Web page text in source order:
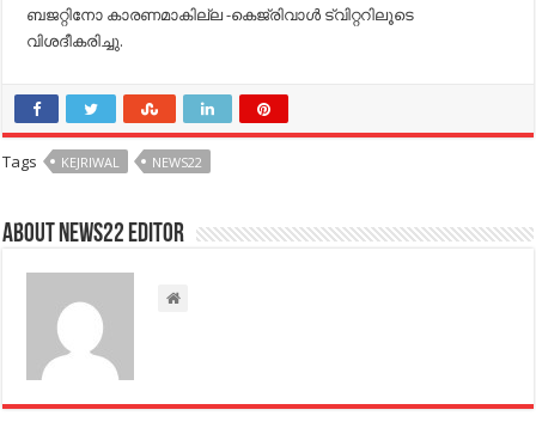
ബജറ്റിനോ കാരണമാകില്ല -കെജ്​രിവാള്‍ ട്വിറ്ററിലൂടെ
വിശദീകരിച്ചു.
Tags KEJRIWAL NEWS22
About NEWS22 EDITOR